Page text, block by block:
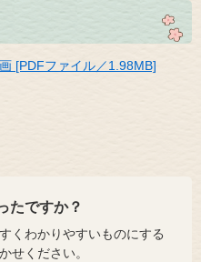
[PDFファイル／1.98MB]
たですか？
くわかりやすいものにする
せください。